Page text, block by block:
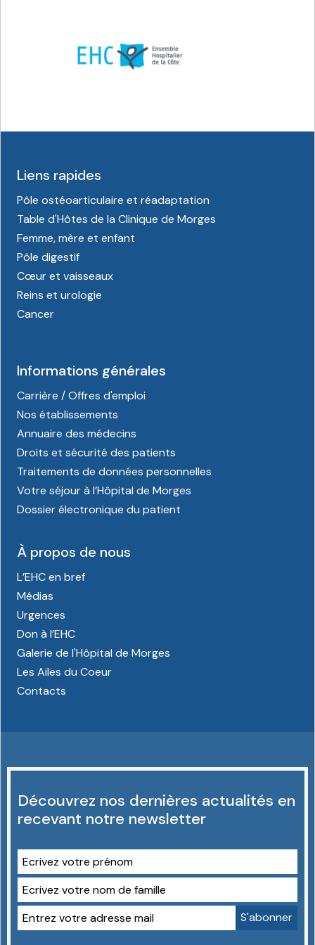
Liens rapides
Pôle ostéoarticulaire et réadaptation
Table d'Hôtes de la Clinique de Morges
Femme, mère et enfant
Pôle digestif
Cœur et vaisseaux
Reins et urologie
Cancer
Informations générales
Carrière / Offres d'emploi
Nos établissements
Annuaire des médecins
Droits et sécurité des patients
Traitements de données personnelles
Votre séjour à l’Hôpital de Morges
Dossier électronique du patient
À propos de nous
L’EHC en bref
Médias
Urgences
Don à l’EHC
Galerie de l'Hôpital de Morges
Les Ailes du Coeur
Contacts
Découvrez nos dernières actualités en
recevant notre newsletter